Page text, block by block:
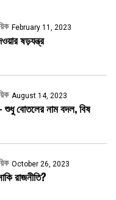
February 11, 2023
ষড়যন্ত্র
August 14, 2023
শুধু বোতলের নাম বদল, বিষ
October 26, 2023
রাজনীতি?